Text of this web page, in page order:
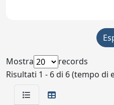
Mostra
records
Risultati 1 - 6 di 6 (tempo di